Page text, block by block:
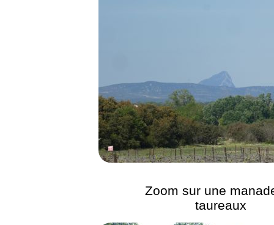
Zoom sur une
taureaux